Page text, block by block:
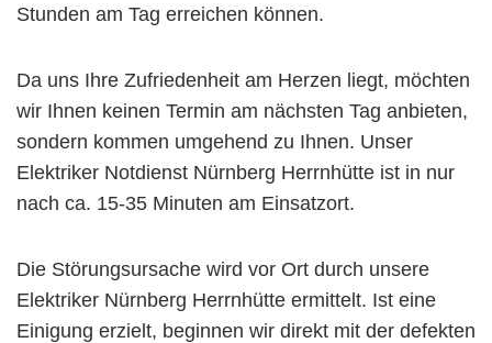
Stunden am Tag erreichen können.
Da uns Ihre Zufriedenheit am Herzen liegt, möchten
wir Ihnen keinen Termin am nächsten Tag anbieten,
sondern kommen umgehend zu Ihnen. Unser
Elektriker Notdienst Nürnberg Herrnhütte ist in nur
nach ca. 15-35 Minuten am Einsatzort.
Die Störungsursache wird vor Ort durch unsere
Elektriker Nürnberg Herrnhütte ermittelt. Ist eine
Einigung erzielt, beginnen wir direkt mit der defekten